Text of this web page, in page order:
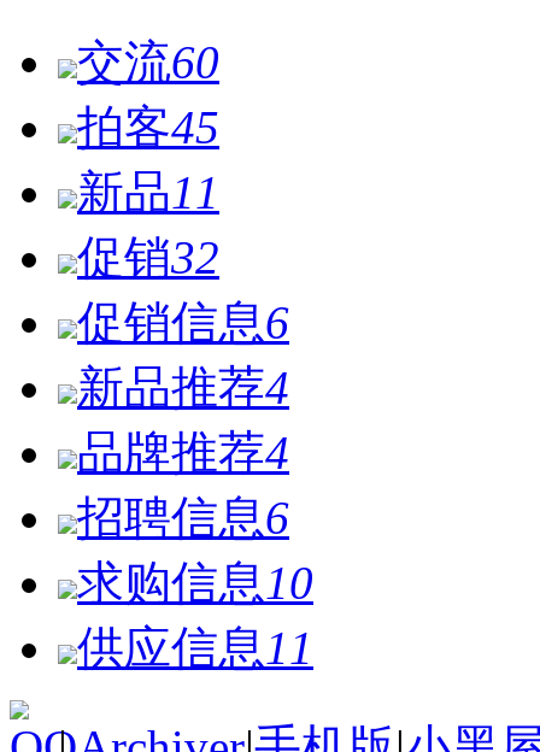
交流60
拍客45
新品11
促销32
促销信息6
新品推荐4
品牌推荐4
招聘信息6
求购信息 10
供应信息 11